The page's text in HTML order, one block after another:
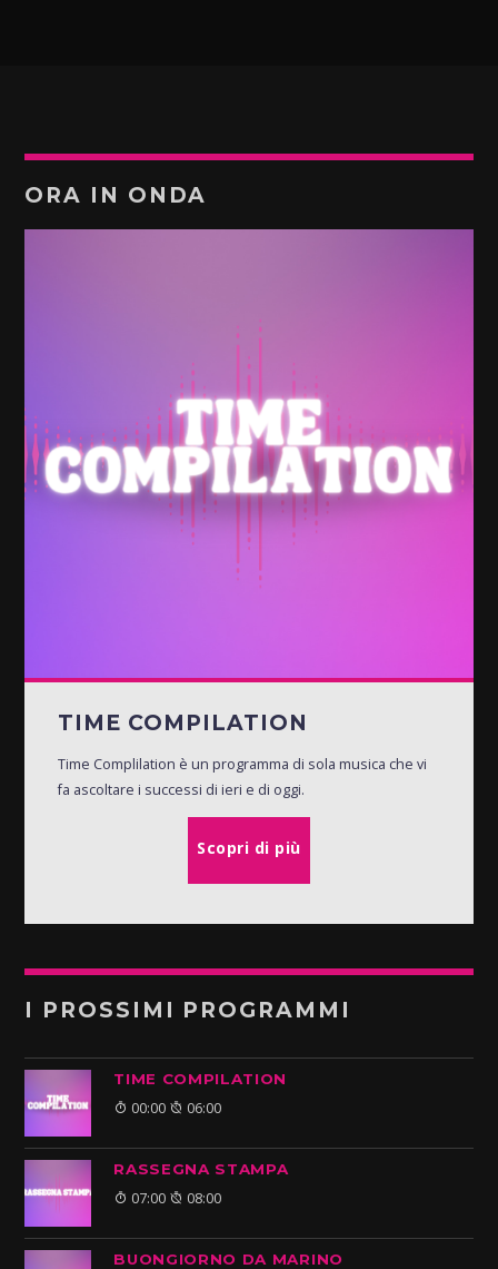
ORA IN ONDA
TIME COMPILATION
Time Complilation è un programma di sola musica che vi
fa ascoltare i successi di ieri e di oggi.
Scopri di più
I PROSSIMI PROGRAMMI
TIME COMPILATION
00:00 06:00
RASSEGNA STAMPA
07:00 08:00
BUONGIORNO DA MARINO